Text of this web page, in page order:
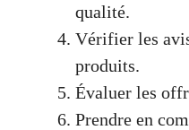
qualité.
Vérifier les
produits.
Évaluer les
Prendre en